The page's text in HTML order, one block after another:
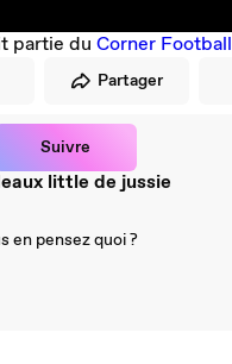
partie du Corner Football
Partager
Suivre
little de jussie
en pensez quoi ?